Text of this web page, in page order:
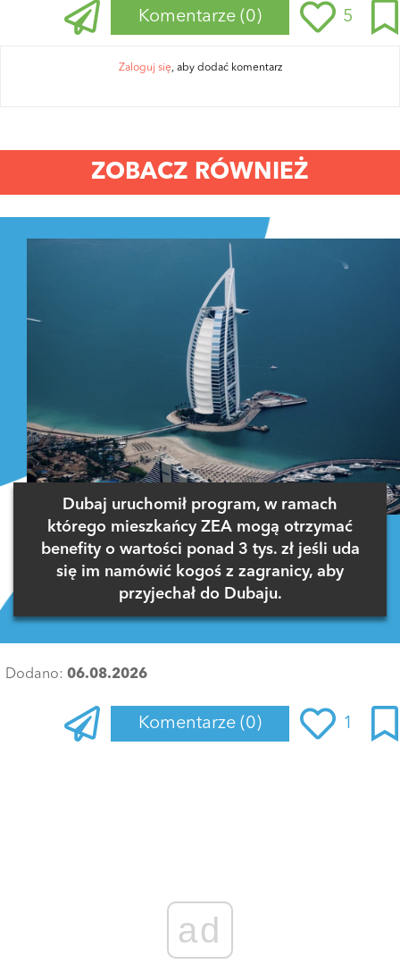
Komentarze (0) 5
Zaloguj się, aby dodać komentarz
ZOBACZ RÓWNIEŻ
Dubaj uruchomił program, w ramach
którego mieszkańcy ZEA mogą otrzymać
benefity o wartości ponad 3 tys. zł jeśli uda
się im namówić kogoś z zagranicy, aby
przyjechał do Dubaju.
Dodano: 06.08.2026
Komentarze (0) 1
ad